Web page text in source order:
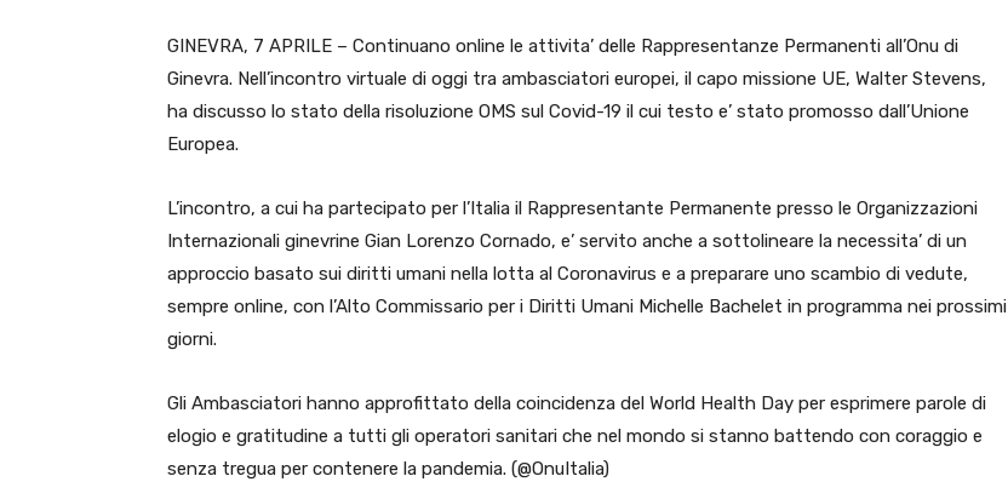
GINEVRA, 7 APRILE – Continuano online le attivita’ delle Rappresentanze Permanenti all’Onu di
Ginevra. Nell’incontro virtuale di oggi tra ambasciatori europei, il capo missione UE, Walter Stevens,
ha discusso lo stato della risoluzione OMS sul Covid-19 il cui testo e’ stato promosso dall’Unione
Europea.
L’incontro, a cui ha partecipato per l’Italia il Rappresentante Permanente presso le Organizzazioni
Internazionali ginevrine Gian Lorenzo Cornado, e’ servito anche a sottolineare la necessita’ di un
approccio basato sui diritti umani nella lotta al Coronavirus e a preparare uno scambio di vedute,
sempre online, con l’Alto Commissario per i Diritti Umani Michelle Bachelet in programma nei prossimi
giorni.
Gli Ambasciatori hanno approfittato della coincidenza del World Health Day per esprimere parole di
elogio e gratitudine a tutti gli operatori sanitari che nel mondo si stanno battendo con coraggio e
senza tregua per contenere la pandemia. (@OnuItalia)